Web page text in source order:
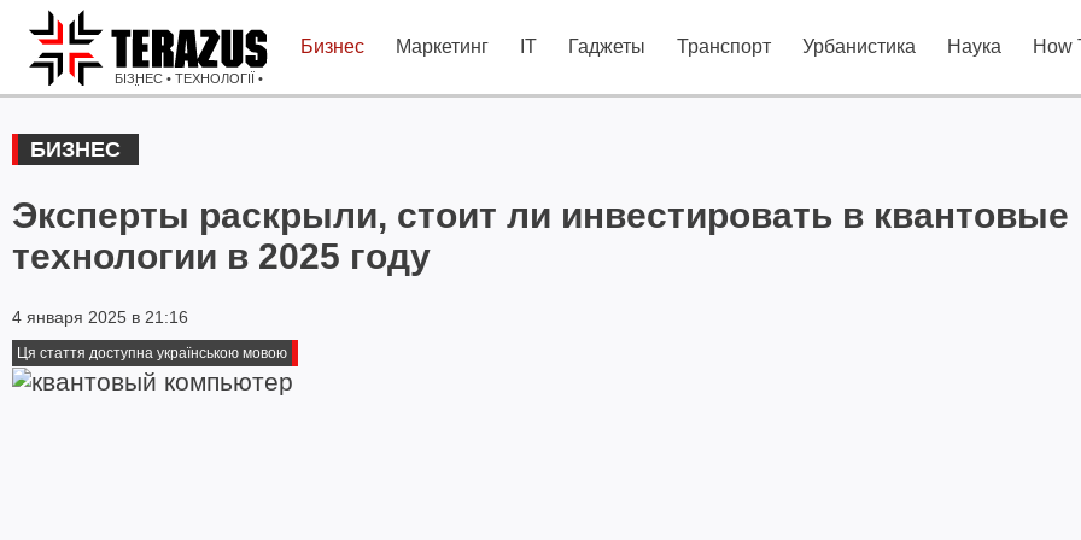
БІЗНЕС • ТЕХНОЛОГІЇ •
ІДЕЇ
Бизнес Маркетинг IT Гаджеты Транспорт Урбанистика Наука How
БИЗНЕС
Эксперты раскрыли, стоит ли инвестировать в квантовые
технологии в 2025 году
4 января 2025 в 21:16
Ця стаття доступна українською мовою